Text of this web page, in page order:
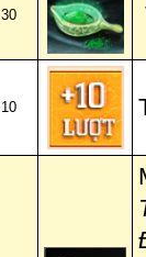
30
10